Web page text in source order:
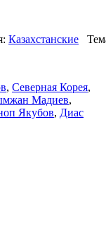
Казахстанские
, Северная Корея,
Мадиев,
Якубов, Диас